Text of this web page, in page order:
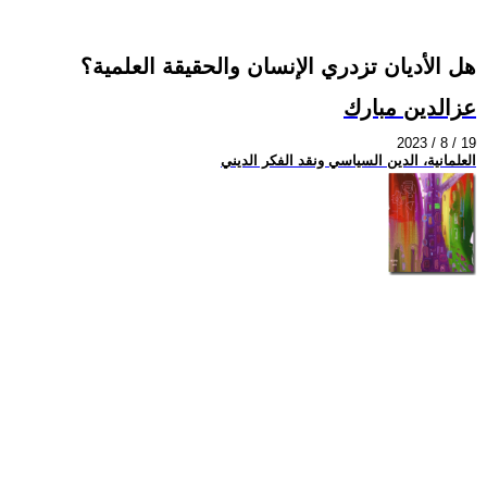
هل الأديان تزدري الإنسان والحقيقة العلمية؟
عزالدين مبارك
2023 / 8 / 19
العلمانية، الدين السياسي ونقد الفكر الديني